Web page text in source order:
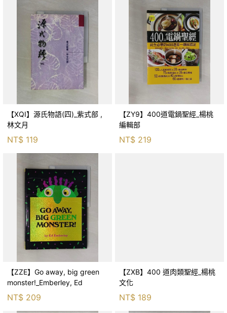
【XQI】源氏物語(四)_紫式部 ,
林文月
NT$ 119
【ZY9】400道電鍋聖經_楊桃
編輯部
NT$ 219
【ZZE】Go away, big green
monster!_Emberley, Ed
NT$ 209
【ZXB】400 道肉類聖經_楊桃
文化
NT$ 189